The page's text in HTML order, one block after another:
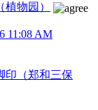
物园）
11:08 AM
印（郑和三保